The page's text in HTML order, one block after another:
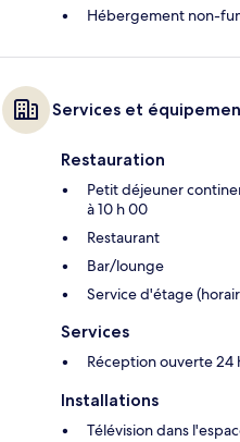
Hébergement non-
Services et
Restauration
Petit déjeuner
à 10 h 00
Restaurant
Bar/lounge
Service d'étage
Services
Réception ouverte 24
Installations
Télévision dans